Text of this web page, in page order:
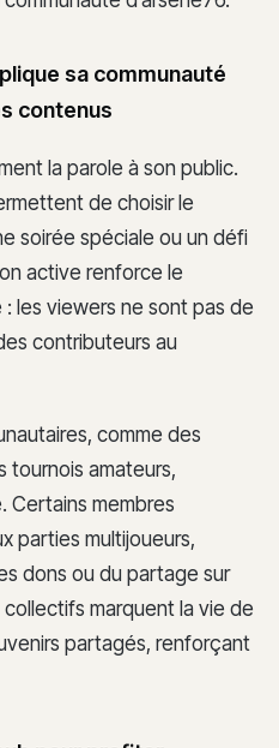
sa communauté
contenus
la parole à son public.
de choisir le
soirée spéciale ou un défi
active renforce le
les viewers ne sont pas de
contributeurs au
comme des
tournois amateurs,
Certains membres
parties multijoueurs,
dons ou du partage sur
marquent la vie de
partagés, renforçant